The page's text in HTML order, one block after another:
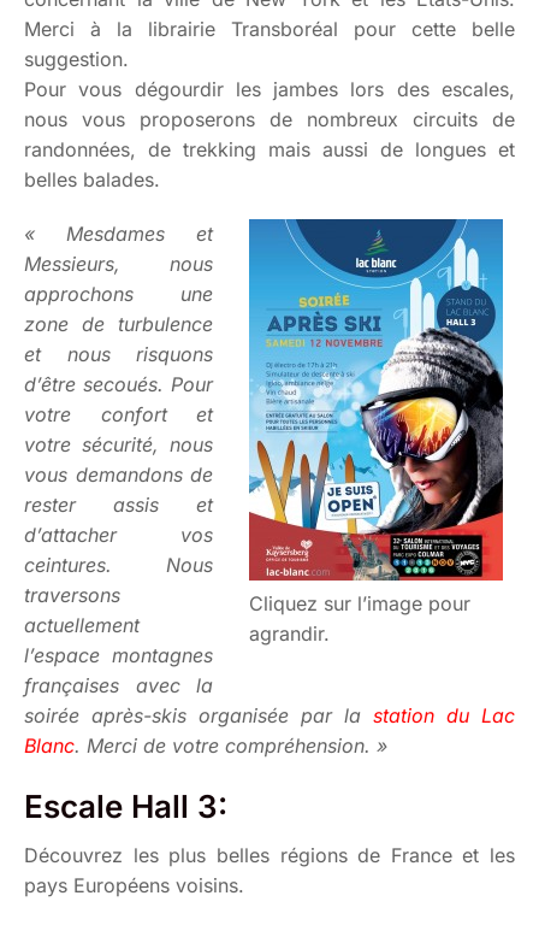
Merci à la librairie Transboréal pour cette belle
suggestion.
Pour vous dégourdir les jambes lors des escales,
nous vous proposerons de nombreux circuits de
randonnées, de trekking mais aussi de longues et
belles balades.
Cliquez sur l’image pour
agrandir.
« Mesdames et
Messieurs, nous
approchons une
zone de turbulence
et nous risquons
d’être secoués. Pour
votre confort et
votre sécurité, nous
vous demandons de
rester assis et
d’attacher vos
ceintures. Nous
traversons
actuellement
l’espace montagnes
françaises avec la
soirée après-skis organisée par la station du Lac
Blanc. Merci de votre compréhension. »
Escale Hall 3:
Découvrez les plus belles régions de France et les
pays Européens voisins.